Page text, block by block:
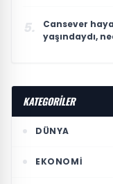
5.
Cansever
yaşındaydı,
KATEGORİLER
DÜNYA
EKONOMI